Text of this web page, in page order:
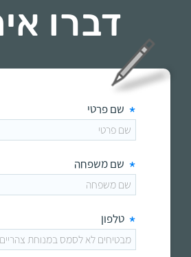
דברו
שם פרטי *
שם משפחה *
טלפון *